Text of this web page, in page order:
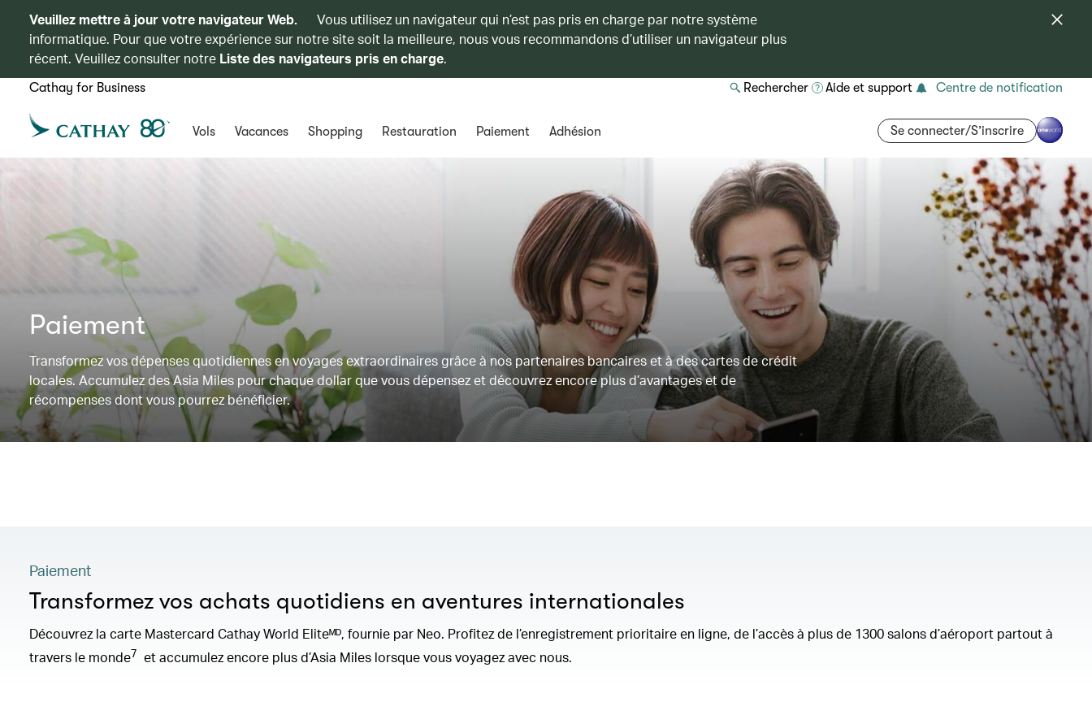
Veuillez mettre à jour votre navigateur Web.
Vous utilisez un navigateur qui n’est pas pris en charge par notre système
informatique. Pour que votre expérience sur notre site soit la meilleure, nous vous recommandons d’utiliser un navigateur plus
récent. Veuillez consulter notre Liste des navigateurs pris en charge.
Cathay for Business Rechercher Aide et support Centre de notification
Vols Vacances Shopping Restauration Paiement Adhésion Se connecter/S’inscrire
Paiement
Transformez vos dépenses quotidiennes en voyages extraordinaires grâce à nos partenaires bancaires et à des cartes de crédit
locales. Accumulez des Asia Miles pour chaque dollar que vous dépensez et découvrez encore plus d’avantages et de
récompenses dont vous pourrez bénéficier.
Paiement
Transformez vos achats quotidiens en aventures internationales
Découvrez la carte Mastercard Cathay World Eliteᴹᴰ, fournie par Neo. Profitez de l’enregistrement prioritaire en ligne, de l’accès à plus de 1300 salons d’aéroport partout à
travers le monde7 et accumulez encore plus d’Asia Miles lorsque vous voyagez avec nous.